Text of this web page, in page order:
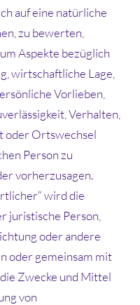
auf eine natürliche
zu bewerten,
Aspekte bezüglich
wirtschaftliche Lage,
Vorlieben,
Verhalten,
oder Ortswechsel
Person zu
vorherzusagen.
wird die
juristische Person,
oder andere
oder gemeinsam mit
Zwecke und Mittel
von